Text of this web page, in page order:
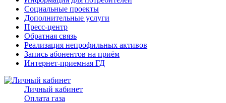
Социальные проекты
Дополнительные услуги
Пресс-центр
Обратная связь
Реализация непрофильных активов
Запись абонентов на приём
Интернет-приемная ГД
Личный кабинет
Оплата газа